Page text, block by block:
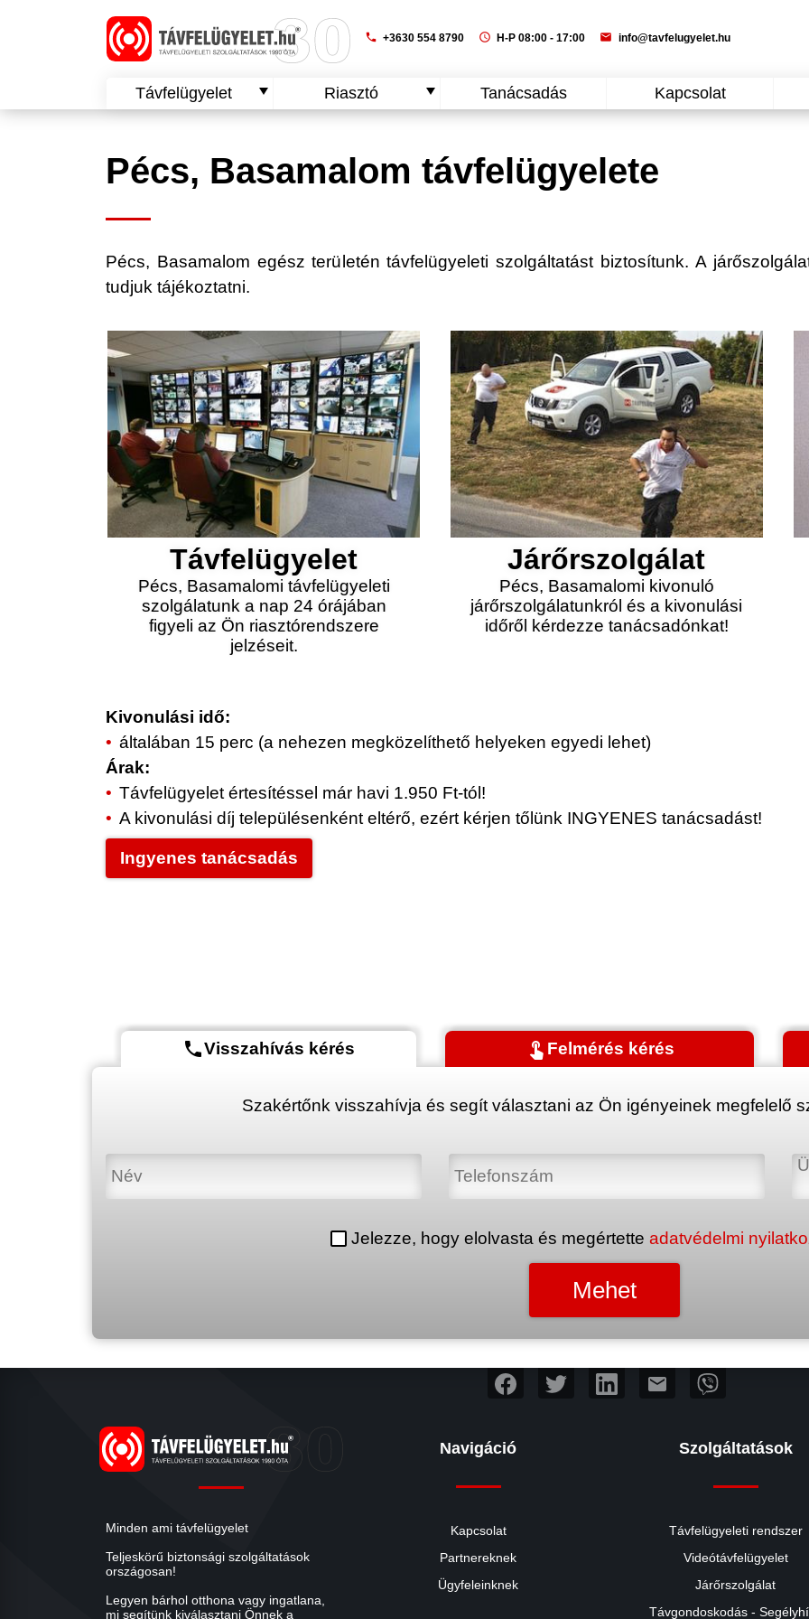
phone +3630 554 8790 schedule H-P 08:00 - 17:00 mail info@tavfelugyelet.hu
Távfelügyelet Riasztó Tanácsadás Kapcsolat
Pécs, Basamalom távfelügyelete
Pécs, Basamalom egész területén távfelügyeleti szolgáltatást biztosítunk. A
tudjuk tájékoztatni.
Távfelügyelet
Pécs, Basamalomi távfelügyeleti
szolgálatunk a nap 24 órájában
figyeli az Ön riasztórendszere
jelzéseit.
Járőrszolgálat
Pécs, Basamalomi kivonuló
járőrszolgálatunkról és a kivonulási
időről kérdezze tanácsadónkat!
Kivonulási idő:
általában 15 perc (a nehezen megközelíthető helyeken egyedi lehet)
Árak:
Távfelügyelet értesítéssel már havi 1.950 Ft-tól!
A kivonulási díj településenként eltérő, ezért kérjen tőlünk INGYENES tanácsadást!
Ingyenes tanácsadás
phoneVisszahívás kérés touch_app Felmérés kérés
Szakértőnk visszahívja és segít választani az Ön igényeinek megfelelő
Jelezze, hogy elolvasta és megértette adatvédelmi
mail
Minden ami távfelügyelet
Teljeskörű biztonsági szolgáltatások
országosan!
Legyen bárhol otthona vagy ingatlana,
mi segítünk kiválasztani Önnek a
Navigáció
Kapcsolat
Partnereknek
Ügyfeleinknek
Szolgáltatások
Távfelügyeleti rendszer
Videótávfelügyelet
Járőrszolgálat
Távgondoskodás -